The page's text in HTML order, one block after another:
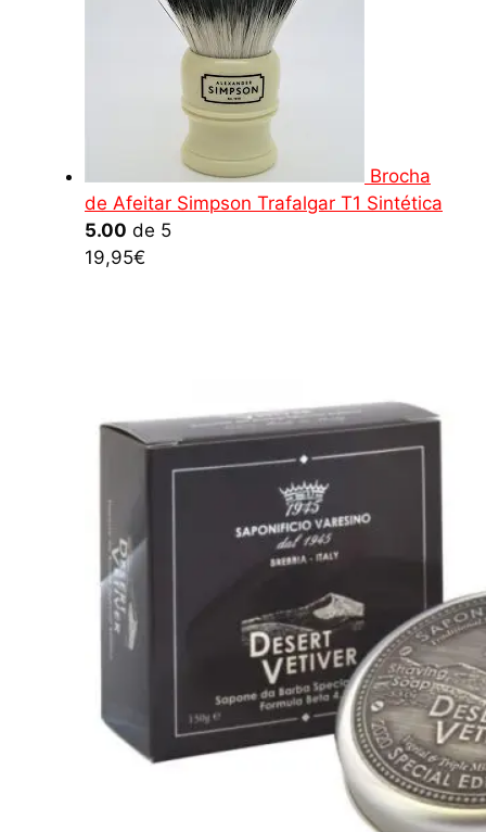
Brocha
de Afeitar Simpson Trafalgar T1 Sintética
5.00 de 5
19,95€